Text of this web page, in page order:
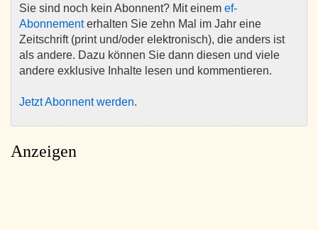
Sie sind noch kein Abonnent? Mit einem ef-
Abonnementerhalten Sie zehn Mal im Jahr eine
Zeitschrift (print und/oder elektronisch), die anders ist
als andere. Dazu können Sie dann diesen und viele
andere exklusive Inhalte lesen und kommentieren.
Jetzt Abonnent werden.
Anzeigen